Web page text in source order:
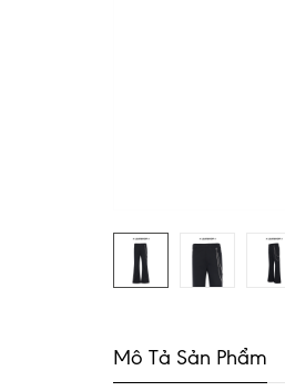
Mô Tả Sản Phẩm